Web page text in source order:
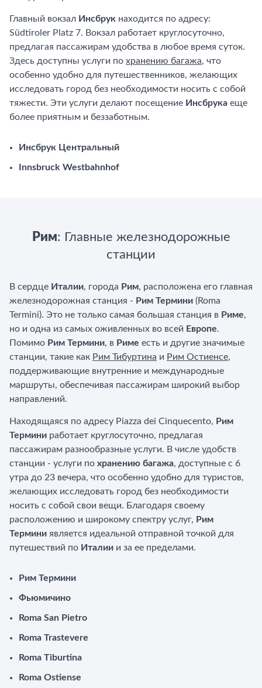
Главный вокзал Инсбрук находится по адресу:
Südtiroler Platz 7. Вокзал работает круглосуточно,
предлагая пассажирам удобства в любое время суток.
Здесь доступны услуги по хранению багажа, что
особенно удобно для путешественников, желающих
исследовать город без необходимости носить с собой
тяжести. Эти услуги делают посещение Инсбрука еще
более приятным и беззаботным.
Инсбрук Центральный
Innsbruck Westbahnhof
Рим: Главные железнодорожные
станции
В сердце Италии, города Рим, расположена его главная
железнодорожная станция - Рим Термини (Roma
Termini). Это не только самая большая станция в Риме,
но и одна из самых оживленных во всей Европе.
Помимо Рим Термини, в Риме есть и другие значимые
станции, такие как Рим Тибуртина и Рим Остиенсе,
поддерживающие внутренние и международные
маршруты, обеспечивая пассажирам широкий выбор
направлений.
Находящаяся по адресу Piazza dei Cinquecento, Рим
Термини работает круглосуточно, предлагая
пассажирам разнообразные услуги. В числе удобств
станции - услуги по хранению багажа, доступные с 6
утра до 23 вечера, что особенно удобно для туристов,
желающих исследовать город без необходимости
носить с собой свои вещи. Благодаря своему
расположению и широкому спектру услуг, Рим
Термини является идеальной отправной точкой для
путешествий по Италии и за ее пределами.
Рим Термини
Фьюмичино
Roma San Pietro
Roma Trastevere
Roma Tiburtina
Roma Ostiense